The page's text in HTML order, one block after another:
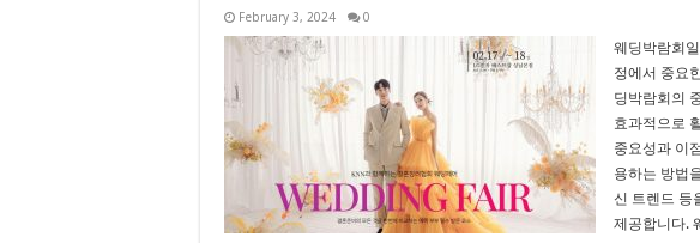
February 3, 2024 0
웨딩박람회
정에서 중요
딩박람회의
효과적으로
중요성과 이
용하는 방법
신 트렌드 등
제공합니다.